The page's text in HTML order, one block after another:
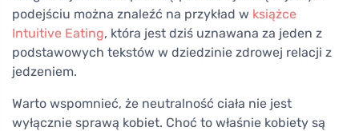
podejściu można znaleźć na przykład w książce
Intuitive Eating, która jest dziś uznawana za jeden z
podstawowych tekstów w dziedzinie zdrowej relacji z
jedzeniem.
Warto wspomnieć, że neutralność ciała nie jest
wyłącznie sprawą kobiet. Choć to właśnie kobiety są